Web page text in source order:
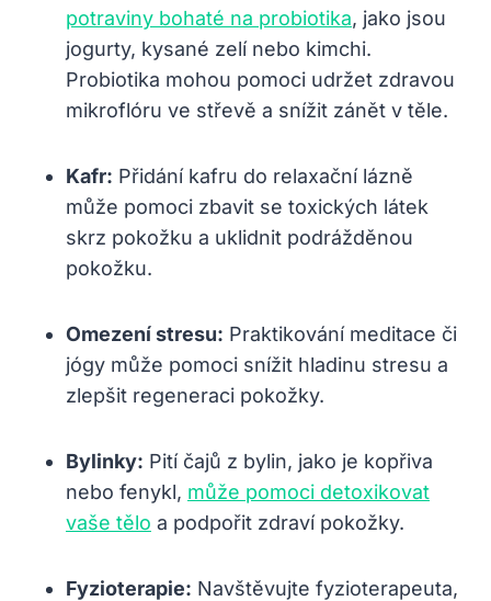
potraviny bohaté na probiotika, jako jsou
jogurty, kysané zelí nebo kimchi.
Probiotika mohou pomoci udržet zdravou
mikroflóru ve střevě a snížit zánět v těle.
Kafr: Přidání kafru do relaxační lázně
může pomoci zbavit se toxických látek
skrz pokožku a uklidnit podrážděnou
pokožku.
Omezení stresu: Praktikování meditace či
jógy může pomoci snížit hladinu stresu a
zlepšit regeneraci pokožky.
Bylinky: Pití čajů z bylin, jako je kopřiva
nebo fenykl, může pomoci detoxikovat
vaše tělo a podpořit zdraví pokožky.
Fyzioterapie: Navštěvujte fyzioterapeuta,